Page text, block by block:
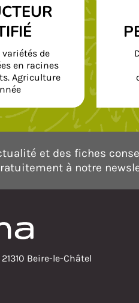
variétés de
en racines
Agriculture
et des fiches
à notre
Beire-le-Châtel